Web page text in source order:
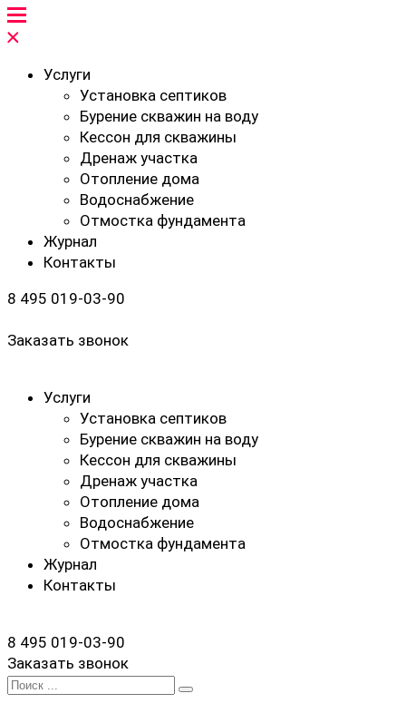
Услуги
Установка септиков
Бурение скважин на воду
Кессон для скважины
Дренаж участка
Отопление дома
Водоснабжение
Отмостка фундамента
Журнал
Контакты
8 495 019-03-90
Заказать звонок
Услуги
Установка септиков
Бурение скважин на воду
Кессон для скважины
Дренаж участка
Отопление дома
Водоснабжение
Отмостка фундамента
Журнал
Контакты
8 495 019-03-90
Заказать звонок
Search